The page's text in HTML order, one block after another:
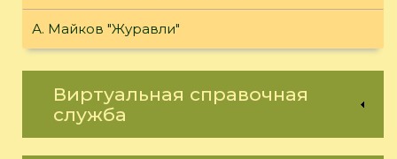
А. Майков "Журавли"
Виртуальная справочная
служба